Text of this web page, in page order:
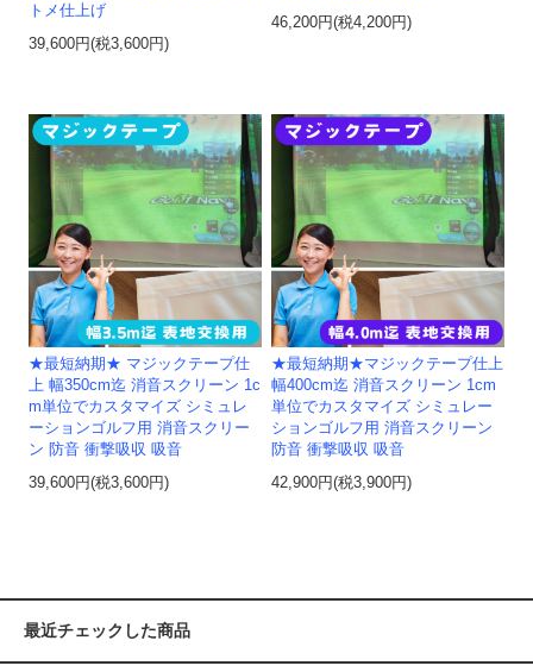
トメ仕上げ
39,600円(税3,600円)
46,200円(税4,200円)
★最短納期★ マジックテープ仕
上 幅350cm迄 消音スクリーン 1c
m単位でカスタマイズ シミュレ
ーションゴルフ用 消音スクリー
ン 防音 衝撃吸収 吸音
39,600円(税3,600円)
★最短納期★マジックテープ仕上
幅400cm迄 消音スクリーン 1cm
単位でカスタマイズ シミュレー
ションゴルフ用 消音スクリーン
防音 衝撃吸収 吸音
42,900円(税3,900円)
最近チェックした商品